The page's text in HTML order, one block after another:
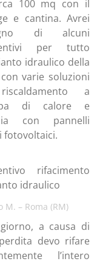
100 mq con il
e cantina. Avrei
di alcuni
per tutto
idraulico della
varie soluzioni
a
di calore e
con pannelli
fotovoltaici.
rifacimento
idraulico
M. – Roma (RM)
a causa di
devo rifare
l’intero